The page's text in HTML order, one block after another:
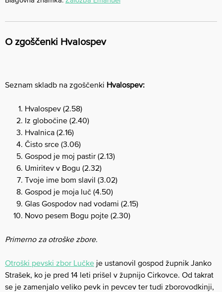
O zgoščenki Hvalospev
Seznam skladb na zgoščenki Hvalospev:
Hvalospev (2.58)
Iz globočine (2.40)
Hvalnica (2.16)
Čisto srce (3.06)
Gospod je moj pastir (2.13)
Umiritev v Bogu (2.32)
Tvoje ime bom slavil (3.02)
Gospod je moja luč (4.50)
Glas Gospodov nad vodami (2.15)
Novo pesem Bogu pojte (2.30)
Primerno za otroške zbore.
Otroški pevski zbor Lučke je ustanovil gospod župnik Janko
Strašek, ko je pred 14 leti prišel v župnijo Cirkovce. Od takrat
se je zamenjalo veliko pevk in pevcev ter tudi zborovodkinji,